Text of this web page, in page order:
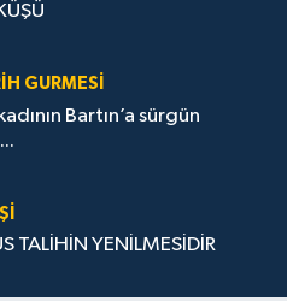
GURMESI
Bartın’a sürgün
TALİHİN YENİLMESİDİR